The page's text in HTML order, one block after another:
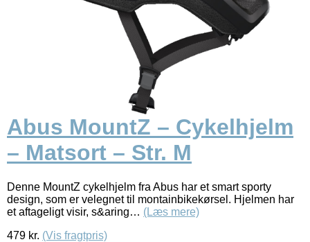
Abus MountZ – Cykelhjelm
– Matsort – Str. M
Denne MountZ cykelhjelm fra Abus har et smart sporty
design, som er velegnet til montainbikekørsel. Hjelmen har
et aftageligt visir, s&aring… (Læs mere)
479 kr. (Vis fragtpris)